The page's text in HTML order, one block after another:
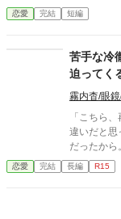
かけに月鈴の運命
なぜか彼
恋愛 完結 短編
苦手な冷
迫ってく
霧内杳/眼
「こちら、再婚相
違いだと思
だったから。 それだけでもかなりな不安案件なのに。 私の
いるマンショ
のマンションに引っ越
恋愛 完結 長編 R15